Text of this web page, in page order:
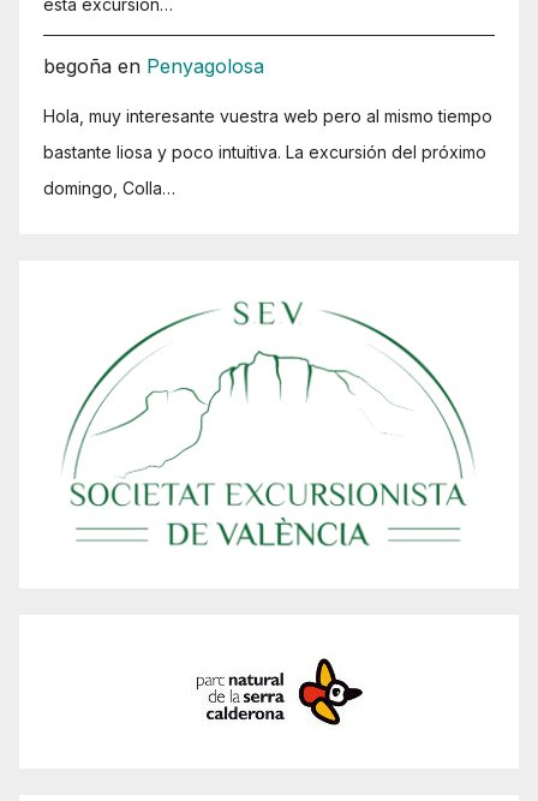
begoña en Penyagolosa
Hola, muy interesante vuestra web pero al mismo tiempo
bastante liosa y poco intuitiva. La excursión del próximo
domingo, Colla…